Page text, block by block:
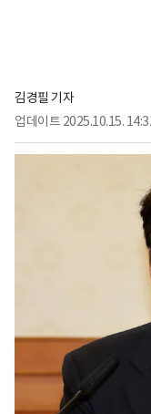
김경필 기자
업데이트 2025.10.15.